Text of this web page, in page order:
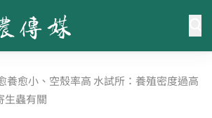
養愈小、空殼率高 水試所：養殖密度過高
蟲有關